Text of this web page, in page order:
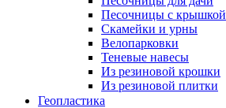
Песочницы с крышкой
Скамейки и урны
Велопарковки
Теневые навесы
Из резиновой крошки
Из резиновой плитки
Геопластика